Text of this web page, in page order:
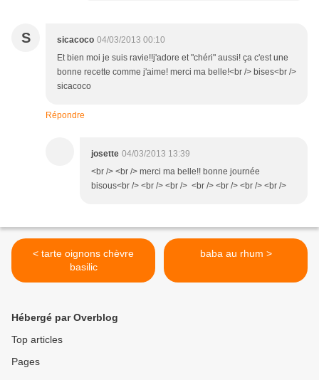
S sicacoco 04/03/2013 00:10
Et bien moi je suis ravie!!j'adore et "chéri" aussi! ça c'est une
bonne recette comme j'aime! merci ma belle!<br /> bises<br />
sicacoco
Répondre
josette 04/03/2013 13:39
<br /> <br /> merci ma belle!! bonne journée
bisous<br /> <br /> <br /> <br /> <br /> <br /> <br />
< tarte oignons chèvre
basilic
baba au rhum >
Hébergé par Overblog
Top articles
Pages